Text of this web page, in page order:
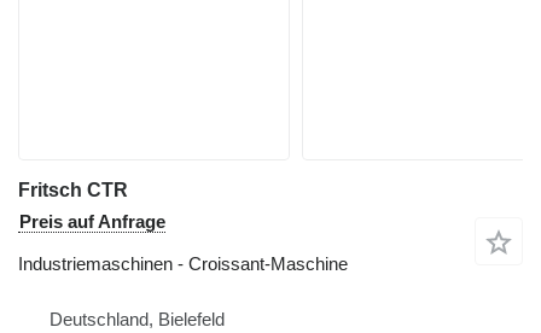
Fritsch CTR
Preis auf Anfrage
Industriemaschinen - Croissant-Maschine
Deutschland, Bielefeld